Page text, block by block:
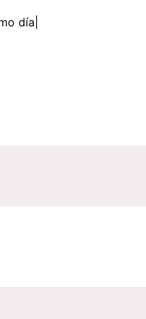
día
sus días